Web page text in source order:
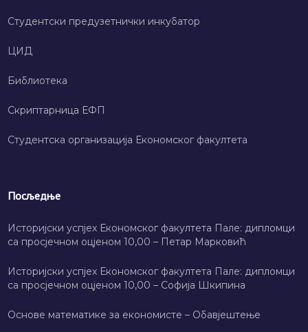
Студентски предузетнички инкубатор
ЦИД
Библиотека
Скриптарница ЕФП
Студентска организација Економског факултета
Посљедње
Историјски успјех Економског факултета Пале: дипломци
са просјечном оцјеном 10,00 – Петар Марковић
Историјски успјех Економског факултета Пале: дипломци
са просјечном оцјеном 10,00 – Софија Шкипина
Основе математике за економисте – Обавјештење